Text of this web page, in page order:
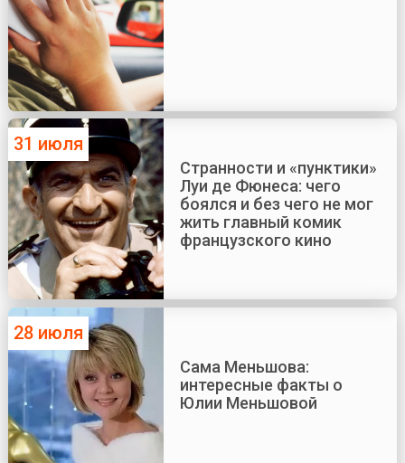
31 июля
Странности и «пунктики»
Луи де Фюнеса: чего
боялся и без чего не мог
жить главный комик
французского кино
28 июля
Сама Меньшова:
интересные факты о
Юлии Меньшовой